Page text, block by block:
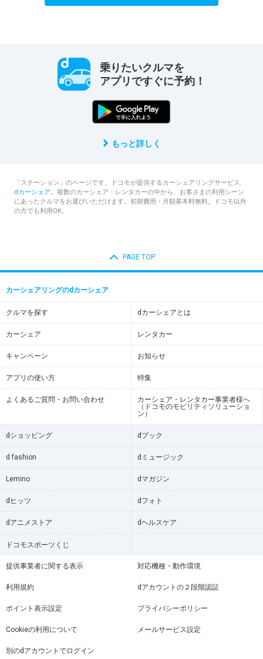
乗りたいクルマを
アプリですぐに予約！
もっと詳しく
「ステーション」のページです。ドコモが提供するカーシェアリングサービス、
dカーシェア。複数のカーシェア・レンタカーの中から、お客さまの利用シーン
にあったクルマをお選びいただけます。初期費用・月額基本料無料。ドコモ以外
の方でも利用OK。
PAGE TOP
カーシェアリングのdカーシェア
クルマを探す dカーシェアとは
カーシェア レンタカー
キャンペーン お知らせ
アプリの使い方 特集
よくあるご質問・お問い合わせ
カーシェア・レンタカー事業者様へ
（ドコモのモビリティソリューショ
ン）
dショッピング dブック
d fashion dミュージック
Lemino dマガジン
dヒッツ dフォト
dアニメストア dヘルスケア
ドコモスポーツくじ
提供事業者に関する表示 対応機種・動作環境
利用規約 dアカウントの２段階認証
ポイント表示設定 プライバシーポリシー
Cookieの利用について メールサービス設定
別のdアカウントでログイン